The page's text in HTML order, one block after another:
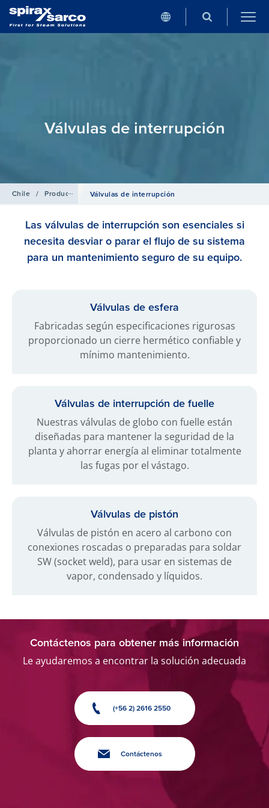
Válvulas de interrupción
Chile / Productos Válvulas de interrupción
Las válvulas de interrupción son esenciales si
necesita desviar o parar el flujo de su sistema
para un mantenimiento seguro de su equipo.
Válvulas de esfera
Fabricadas según especificaciones rigurosas
proporcionado un cierre hermético confiable y
mínimo mantenimiento.
Válvulas de interrupción de fuelle
Nuestras válvulas de globo con fuelle están
diseñadas para mantener la seguridad de la
planta y ahorrar energía al eliminar totalmente
las fugas por el vástago.
Válvulas de pistón
Válvulas de pistón en acero al carbono con
conexiones roscadas o preparadas para soldar
SW (socket weld), para usar en sistemas de
vapor, condensado y líquidos.
Contáctenos para obtener más información
Le ayudaremos a encontrar la solución adecuada
(+56 2) 2616 2550
Contáctenos